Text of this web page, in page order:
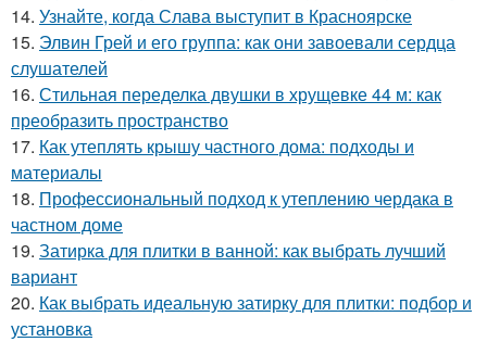
14. Узнайте, когда Слава выступит в Красноярске
15. Элвин Грей и его группа: как они завоевали сердца
слушателей
16. Стильная переделка двушки в хрущевке 44 м: как
преобразить пространство
17. Как утеплять крышу частного дома: подходы и
материалы
18. Профессиональный подход к утеплению чердака в
частном доме
19. Затирка для плитки в ванной: как выбрать лучший
вариант
20. Как выбрать идеальную затирку для плитки: подбор и
установка